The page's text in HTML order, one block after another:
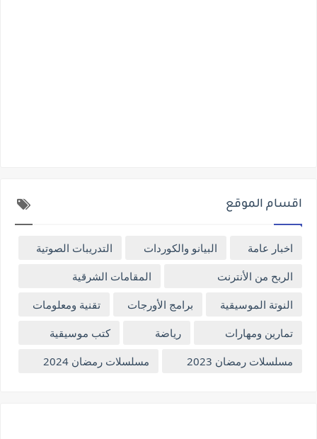
اقسام الموقع
اخبار عامة البيانو والكوردات
التدريبات الصوتية
الربح من الأنترنت
المقامات الشرقية
النوتة الموسيقية
برامج الأورجات
تقنية ومعلومات
تمارين ومهارات
رياضة
كتب موسيقية
مسلسلات رمضان 2023
مسلسلات رمضان 2024